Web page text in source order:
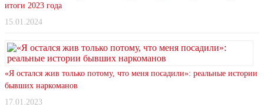
итоги 2023 года
15.01.2024
«Я остался жив только потому, что меня посадили»: реальные истории
бывших наркоманов
17.01.2023